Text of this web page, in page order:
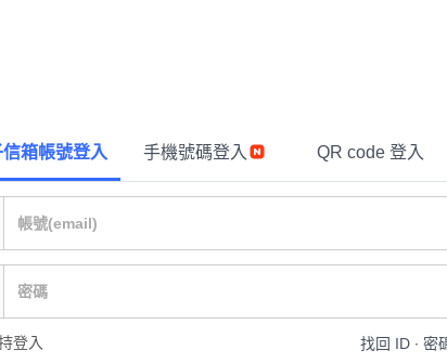
信箱帳號登入 手機號碼登入 QR code 登入
登入 找回 ID ∙ 密